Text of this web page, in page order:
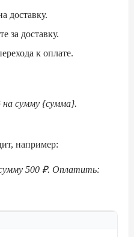
доставку.
за доставку.
к оплате.
сумму {сумма}.
например:
500 ₽. Оплатить: